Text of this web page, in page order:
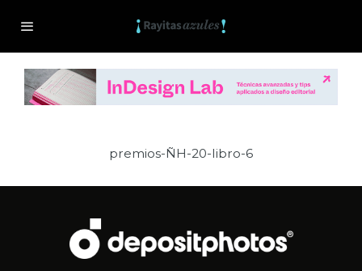
premios-ÑH-20-libro-6